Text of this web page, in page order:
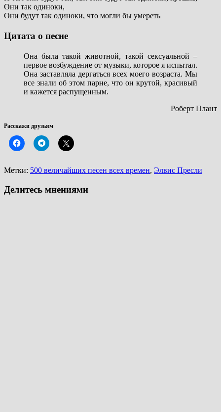
Они так одиноки,
Они будут так одиноки, что могли бы умереть
Цитата о песне
Она была такой животной, такой сексуальной –
первое возбуждение от музыки, которое я испытал.
Она заставляла дергаться всех моего возраста. Мы
все знали об этом парне, что он крутой, красивый
и кажется распущенным.
Роберт Плант
Расскажи друзьям
Метки: 500 величайших песен всех времен, Элвис Пресли
Делитесь мнениями